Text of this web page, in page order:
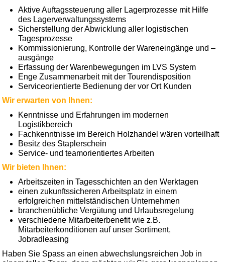
Aktive Auftagssteuerung aller Lagerprozesse mit Hilfe
des Lagerverwaltungssystems
Sicherstellung der Abwicklung aller logistischen
Tagesprozesse
Kommissionierung, Kontrolle der Wareneingänge und –
ausgänge
Erfassung der Warenbewegungen im LVS System
Enge Zusammenarbeit mit der Tourendisposition
Serviceorientierte Bedienung der vor Ort Kunden
Wir erwarten von Ihnen:
Kenntnisse und Erfahrungen im modernen
Logistikbereich
Fachkenntnisse im Bereich Holzhandel wären vorteilhaft
Besitz des Staplerschein
Service- und teamorientiertes Arbeiten
Wir bieten Ihnen:
Arbeitszeiten in Tagesschichten an den Werktagen
einen zukunftssicheren Arbeitsplatz in einem
erfolgreichen mittelständischen Unternehmen
branchenübliche Vergütung und Urlaubsregelung
verschiedene Mitarbeiterbenefit wie z.B.
Mitarbeiterkonditionen auf unser Sortiment,
Jobradleasing
Haben Sie Spass an einen abwechslungsreichen Job in